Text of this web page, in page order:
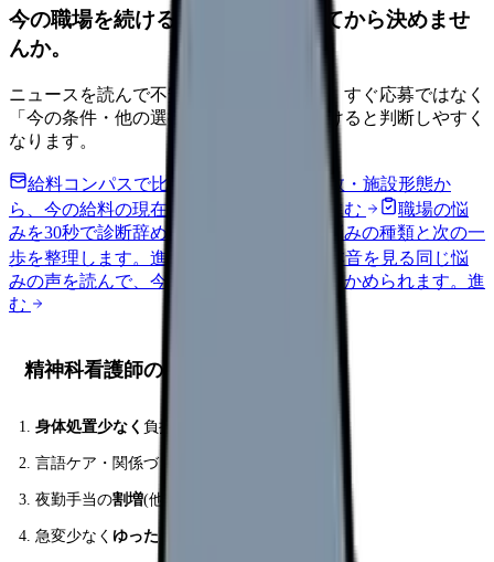
今の職場を続けるか、条件を比べてから決めませ
んか。
ニュースを読んで不安が強くなった時は、すぐ応募ではなく
「今の条件・他の選択肢・相談先」を分けると判断しやすく
なります。
給料コンパスで比較する
地域・経験年数・施設形態か
ら、今の給料の現在地を確認できます。
進む
職場の悩
みを30秒で診断辞めるべきか迷う前に、悩みの種類と次の一
歩を整理します。 進む 匿名掲示板で本音を見る 同じ悩
みの声を読んで、今の職場だけの問題か確かめられます。 進
む
精神科看護師のメリット 6 選
身体処置少なく 負担軽減
言語ケア・関係づくりの
夜勤手当の割増(他病院より高め)
急変少なく ゆったり